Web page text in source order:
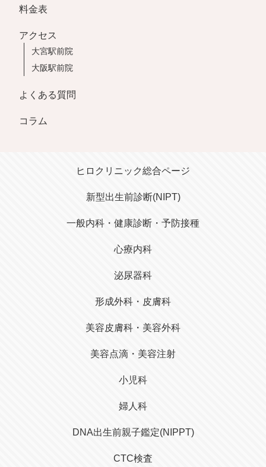
料金表
アクセス
大宮駅前院
大阪駅前院
よくある質問
コラム
オンライン診療はこちら
ヒロクリニック総合ページ
新型出生前診断(NIPT)
一般内科・健康診断・予防接種
心療内科
泌尿器科
形成外科・皮膚科
美容皮膚科・美容外科
美容点滴・美容注射
小児科
婦人科
DNA出生前親子鑑定(NIPPT)
CTC検査